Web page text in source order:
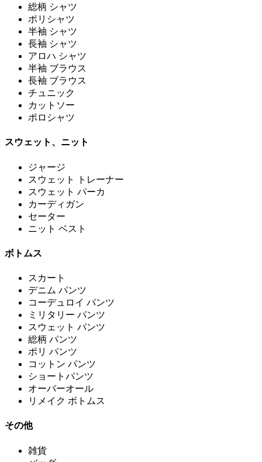
総柄 シャツ
ポリシャツ
半袖 シャツ
長袖 シャツ
アロハ シャツ
半袖 ブラウス
長袖 ブラウス
チュニック
カットソー
ポロシャツ
スウェット、ニット
ジャージ
スウェット トレーナー
スウェット パーカ
カーディガン
セーター
ニット ベスト
ボトムス
スカート
デニム パンツ
コーデュロイ パンツ
ミリタリー パンツ
スウェット パンツ
総柄 パンツ
ポリ パンツ
コットン パンツ
ショートパンツ
オーバーオール
リメイク ボトムス
その他
雑貨